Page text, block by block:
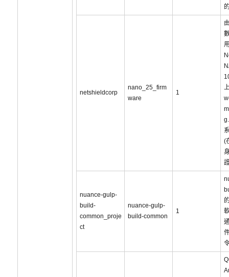
netshieldcorp
nano_25_firm
ware
1
(
nuance-gulp-
build-
common_proje
ct
nuance-gulp-
build-common
1